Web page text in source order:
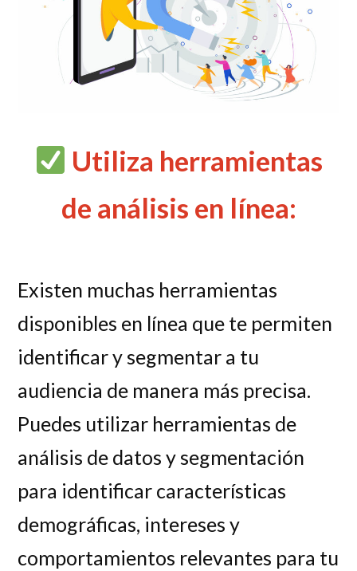
Utiliza herramientas
de análisis en línea:
Existen muchas herramientas
disponibles en línea que te permiten
identificar y segmentar a tu
audiencia de manera más precisa.
Puedes utilizar herramientas de
análisis de datos y segmentación
para identificar características
demográficas, intereses y
comportamientos relevantes para tu